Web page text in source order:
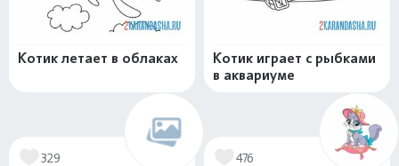
Котик летает в облаках
Котик играет с рыбками
в аквариуме
329 476